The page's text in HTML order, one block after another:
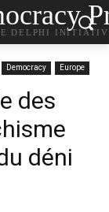
DELPHI
Democracy Europe
des
déni